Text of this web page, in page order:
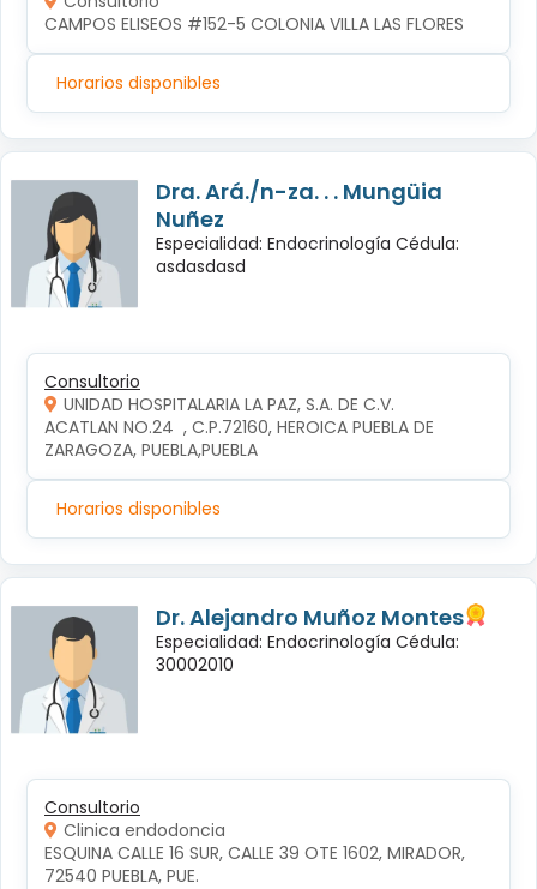
CAMPOS ELISEOS #152-5 COLONIA VILLA LAS FLORES
Horarios disponibles
Dra. Ará./n-za. . . Mungüia
Nuñez
Especialidad: Endocrinología Cédula:
asdasdasd
Consultorio
UNIDAD HOSPITALARIA LA PAZ, S.A. DE C.V.
ACATLAN NO.24  , C.P.72160, HEROICA PUEBLA DE
ZARAGOZA, PUEBLA,PUEBLA
Horarios disponibles
Dr. Alejandro Muñoz Montes
Especialidad: Endocrinología Cédula:
30002010
Consultorio
Clinica endodoncia
ESQUINA CALLE 16 SUR, CALLE 39 OTE 1602, MIRADOR,
72540 PUEBLA, PUE.